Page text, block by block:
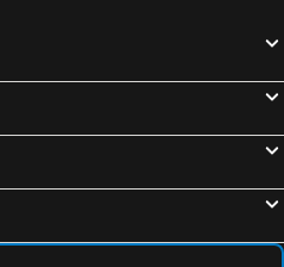
Maya guest house@coffee
The Tropical Beach Resort